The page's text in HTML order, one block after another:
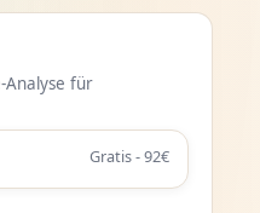
Analyse für
Gratis - 92€